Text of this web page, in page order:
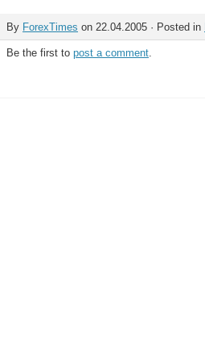
By ForexTimes on 22.04.2005 · Posted in
Be the first to post a comment.